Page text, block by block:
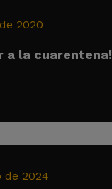
2020
a la cuarentena!
de 2024